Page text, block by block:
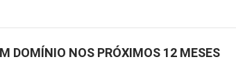
DOMÍNIO NOS PRÓXIMOS 12 MESES